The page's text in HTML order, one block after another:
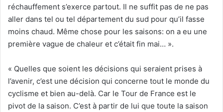
réchauffement s’exerce partout. Il ne suffit pas de ne pas
aller dans tel ou tel département du sud pour qu’il fasse
moins chaud. Même chose pour les saisons: on a eu une
première vague de chaleur et c’était fin mai… ».
« Quelles que soient les décisions qui seraient prises à
l’avenir, c’est une décision qui concerne tout le monde du
cyclisme et bien au-delà. Car le Tour de France est le
pivot de la saison. C’est à partir de lui que toute la saison